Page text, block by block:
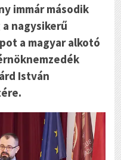
immár második
nagysikerű
a magyar alkotó
István